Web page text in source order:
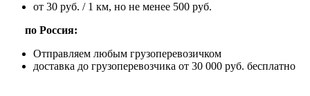
от 30 руб. / 1 км, но не менее 500 руб.
по Россия:
Отправляем любым грузоперевозичком
доставка до грузоперевозчика от 30 000 руб. бесплатно